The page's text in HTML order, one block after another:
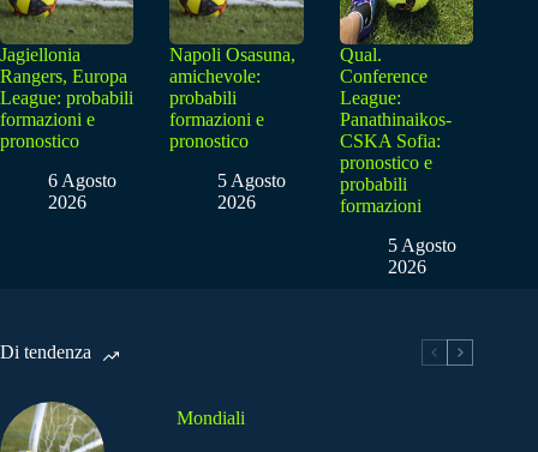
Jagiellonia
Rangers, Europa
League: probabili
formazioni e
pronostico
6 Agosto
2026
Napoli Osasuna,
amichevole:
probabili
formazioni e
pronostico
5 Agosto
2026
Qual.
Conference
League:
Panathinaikos-
CSKA Sofia:
pronostico e
probabili
formazioni
5 Agosto
2026
Di tendenza
Mondiali